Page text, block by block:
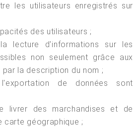
les utilisateurs enregistrés sur
des utilisateurs ;
lecture d'informations sur les
non seulement grâce aux
la description du nom ;
de données sont
livrer des marchandises et de
carte géographique ;